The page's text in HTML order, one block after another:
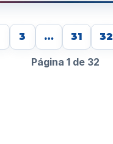
3 … 31 32
Página 1 de 32